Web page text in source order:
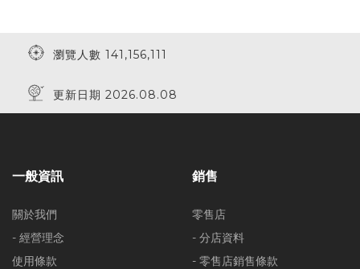
瀏覽人數 141,156,111
更新日期 2026.08.08
一般資訊
關於我們
- 經營理念
使用條款
銷售
零售店
- 分店資料
- 零售店銷售條款